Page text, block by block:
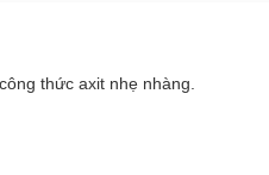
dưỡng chất quý giá cho tóc & da
thức axit nhẹ nhàng.